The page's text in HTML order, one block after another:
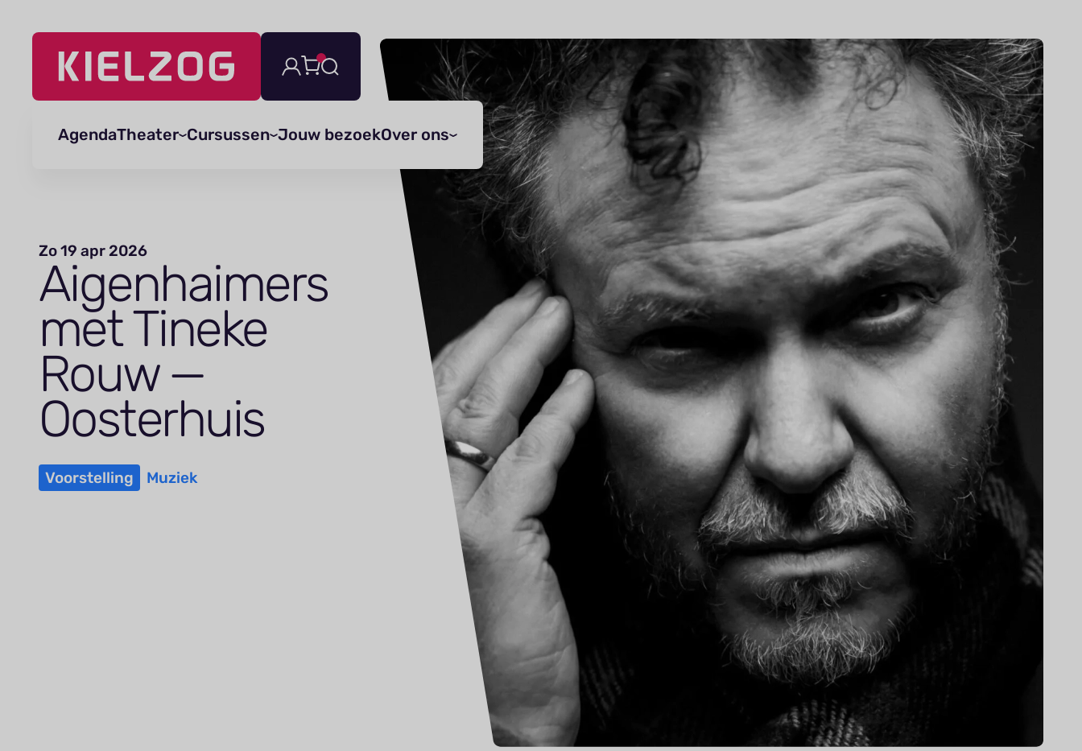
Navigatie
AgendaTheater Cursussen Jouw bezoekOver ons
Zo 19 apr 2026
Aigen­haimers
met Tineke
Rouw —
Oosterhuis
Voorstelling Muziek